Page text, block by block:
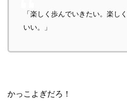
「楽しく歩んでいきたい。楽し
いい。」
かっこよぎだろ！